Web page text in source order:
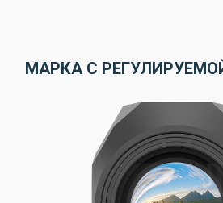
МАРКА С